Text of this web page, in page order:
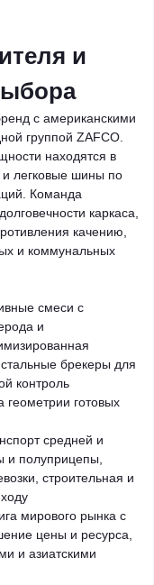
и
с американскими
группой ZAFCO.
находятся в
и легковые шины по
Команда
каркаса,
качению,
и коммунальных
смеси с
и
брекеры для
контроль
геометрии готовых
средней и
и полуприцепы,
строительная и
мирового рынка с
цены и ресурса,
и азиатскими